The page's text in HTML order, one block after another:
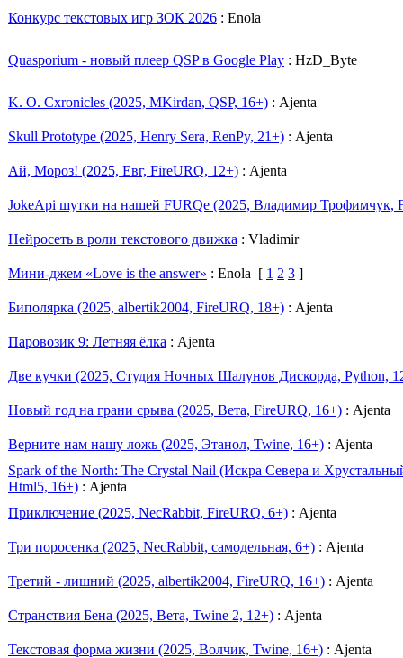
Конкурс текстовых игр ЗОК 2026 : Enola
Quasporium - новый плеер QSP в Google Play : HzD_Byte
K. O. Cxronicles (2025, MKirdan, QSP, 16+) : Ajenta
Skull Prototype (2025, Henry Sera, RenPy, 21+) : Ajenta
Ай, Мороз! (2025, Евг, FireURQ, 12+) : Ajenta
JokeApi шутки на нашей FURQе (2025, Владимир Трофимчук,
Нейросеть в роли текстового движка : Vladimir
Мини-джем «Love is the answer» : Enola [ 1 2 3 ]
Биполярка (2025, albertik2004, FireURQ, 18+) : Ajenta
Паровозик 9: Летняя ёлка : Ajenta
Две кучки (2025, Студия Ночных Шалунов Дискорда, Python,
Новый год на грани срыва (2025, Вета, FireURQ, 16+) : Ajenta
Верните нам нашу ложь (2025, Этанол, Twine, 16+) : Ajenta
Spark of the North: The Crystal Nail (Искра Севера и
Html5, 16+) : Ajenta
Приключение (2025, NecRabbit, FireURQ, 6+) : Ajenta
Три поросенка (2025, NecRabbit, самодельная, 6+) : Ajenta
Третий - лишний (2025, albertik2004, FireURQ, 16+) : Ajenta
Странствия Бена (2025, Вета, Twine 2, 12+) : Ajenta
Текстовая форма жизни (2025, Волчик, Twine, 16+) : Ajenta